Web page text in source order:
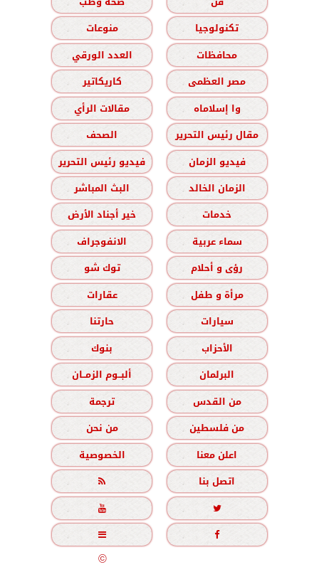
تكنولوجيا
منوعات
محافظات
العدد الورقي
مصر العظمى
كاريكاتير
وا إسلاماه
مقالات الرأي
مقال رئيس التحرير
الصحف
فيديو الزمان
فيديو رئيس التحرير
الزمان الخالد
البث المباشر
خدمات
خير أجناد الأرض
سماء عربية
الانفوجراف
رؤى و أحلام
توك شو
مرأة و طفل
عقارات
سيارات
حارتنا
الأحزاب
بنوك
البرلمان
ألبــوم الزمــان
من القدس
ترجمة
من فلسطين
من نحن
اعلن معنا
الخصوصية
اتصل بنا





جميع الحقوق محفوظة©